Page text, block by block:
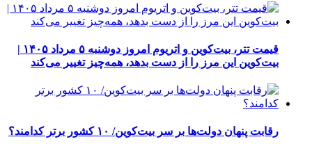
قیمت تتر، بیت‌کوین و اتریوم امروز دوشنبه ۵ مرداد ۱۴۰۵ |
بیت‌کوین این مرز را از دست بدهد، همه‌چیز تغییر می‌کند
رقابت پنهان دولت‌ها بر سر بیت‌کوین/ ۱۰ کشور برتر کدامند؟